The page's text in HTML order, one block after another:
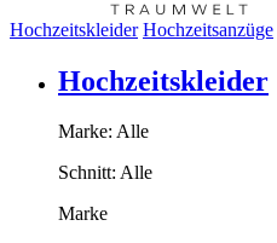
Hochzeitskleider Hochzeitsanzüge
Hochzeitskleider
Marke: Alle
Schnitt: Alle
Marke